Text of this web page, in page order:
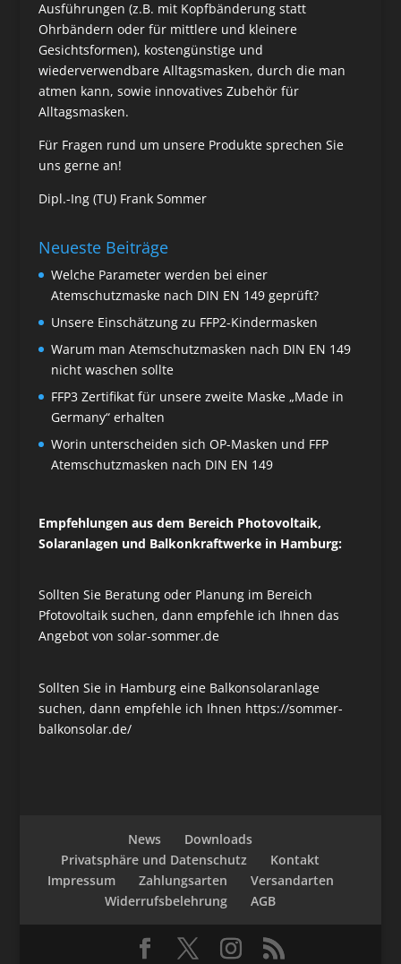
Ausführungen (z.B. mit Kopfbänderung statt
Ohrbändern oder für mittlere und kleinere
Gesichtsformen), kostengünstige und
wiederverwendbare Alltagsmasken, durch die man
atmen kann, sowie innovatives Zubehör für
Alltagsmasken.
Für Fragen rund um unsere Produkte sprechen Sie
uns gerne an!
Dipl.-Ing (TU) Frank Sommer
Neueste Beiträge
Welche Parameter werden bei einer
Atemschutzmaske nach DIN EN 149 geprüft?
Unsere Einschätzung zu FFP2-Kindermasken
Warum man Atemschutzmasken nach DIN EN 149
nicht waschen sollte
FFP3 Zertifikat für unsere zweite Maske „Made in
Germany“ erhalten
Worin unterscheiden sich OP-Masken und FFP
Atemschutzmasken nach DIN EN 149
Empfehlungen aus dem Bereich Photovoltaik,
Solaranlagen und Balkonkraftwerke in Hamburg:
Sollten Sie Beratung oder Planung im Bereich
Pfotovoltaik suchen, dann empfehle ich Ihnen das
Angebot von solar-sommer.de
Sollten Sie in Hamburg eine Balkonsolaranlage
suchen, dann empfehle ich Ihnen https://sommer-
balkonsolar.de/
News
Downloads
Privatsphäre und Datenschutz
Kontakt
Impressum
Zahlungsarten
Versandarten
Widerrufsbelehrung
AGB